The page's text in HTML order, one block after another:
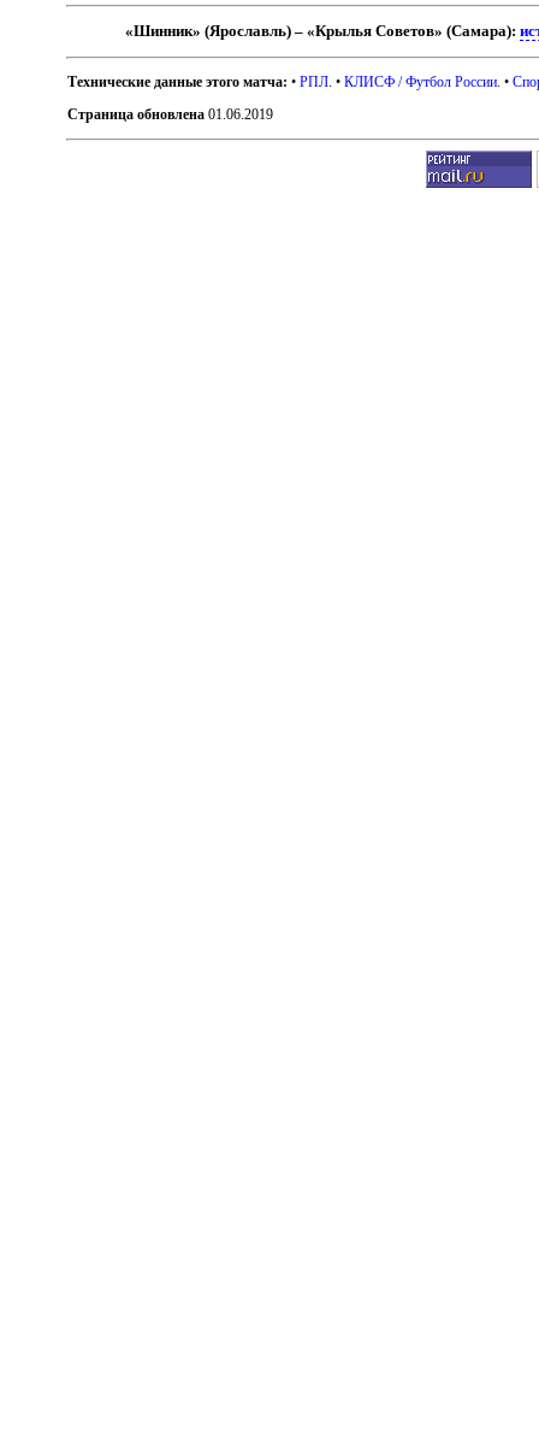
«Шинник» (Ярославль) – «Крылья Советов» (Самара):
Технические данные этого матча: •РПЛ . •КЛИСФ / Футбол России . •
Страница обновлена 01.06.2019